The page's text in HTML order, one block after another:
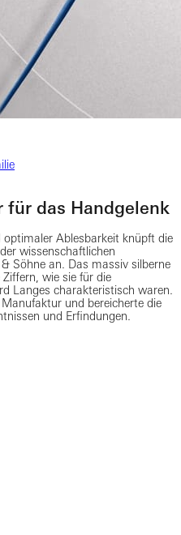
für das Handgelenk
Ablesbarkeit knüpft die
wissenschaftlichen
Söhne an. Das massiv silberne
wie sie für die
Langes charakteristisch waren.
und bereicherte die
und Erfindungen.